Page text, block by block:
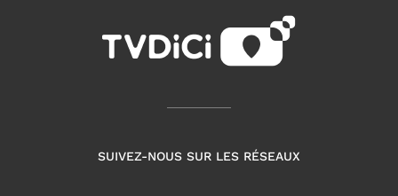
SUIVEZ-NOUS SUR LES RÉSEAUX